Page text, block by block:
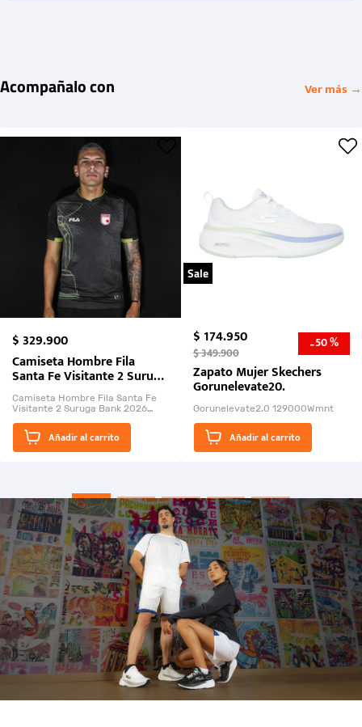
Acompañalo con Ver más →
$329.900
Camiseta Hombre Fila
Santa Fe Visitante 2 Suruga
Bank 2026
Camiseta Hombre Fila Santa Fe
Visitante 2 Suruga Bank 2026
El Rugido del Sol Naciente:
“Primeros para la Et...
Añadir al carrito
Sale
$174.950
$349.900 -50 %
Zapato Mujer Skechers
Gorunelevate20.
Gorunelevate2.0 129000Wmnt
Añadir al carrito